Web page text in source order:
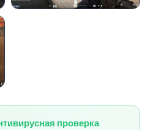
проверка